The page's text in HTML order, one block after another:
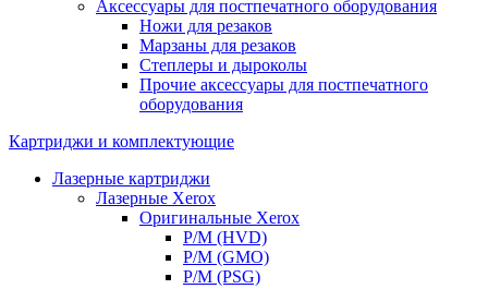
Аксессуары для постпечатного оборудования
Ножи для резаков
Марзаны для резаков
Степлеры и дыроколы
Прочие аксессуары для постпечатного
оборудования
Картриджи и комплектующие
Лазерные картриджи
Лазерные Xerox
Оригинальные Xerox
Р/М (HVD)
Р/М (GMO)
Р/М (PSG)